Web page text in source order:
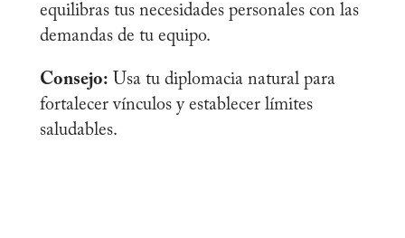
equilibras tus necesidades personales con las
demandas de tu equipo.
Consejo: Usa tu diplomacia natural para
fortalecer vínculos y establecer límites
saludables.